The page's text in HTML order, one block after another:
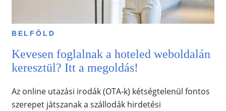
BELFÖLD
Kevesen foglalnak a hoteled weboldalán
keresztül? Itt a megoldás!
Az online utazási irodák (OTA-k) kétségtelenül fontos
szerepet játszanak a szállodák hirdetési